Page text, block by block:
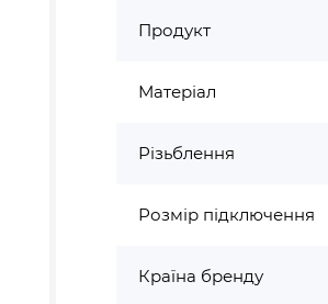
Продукт
Матеріал
Різьблення
Розмір підключення
Країна бренду